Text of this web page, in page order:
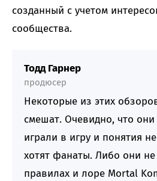
созданный с учетом
сообщества.
Тодд Гарнер
продюсер
Некоторые из этих
смешат. Очевидно, что они
играли в игру и понятия
хотят фанаты. Либо они
правилах и лоре Mortal